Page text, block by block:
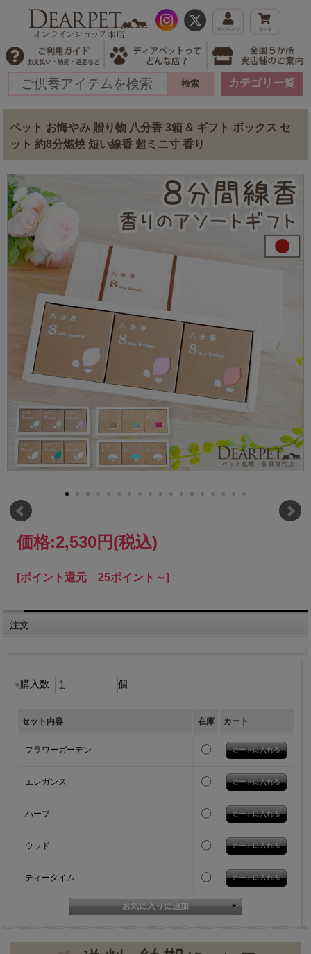
カテゴリ一覧
ペット お悔やみ 贈り物 八分香 3箱 & ギフト ボックス セ
ット 約8分燃焼 短い線香 超ミニ寸 香り
価格:2,530円(税込)
[ポイント還元 25ポイント～]
注文
購入数: 個
セット内容 在庫 カート
フラワーガーデン 〇
エレガンス 〇
ハーブ 〇
ウッド 〇
ティータイム 〇